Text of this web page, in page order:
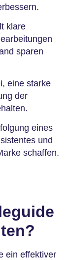
klare
sparen
eine starke
der
eines
und
schaffen.
ein effektiver